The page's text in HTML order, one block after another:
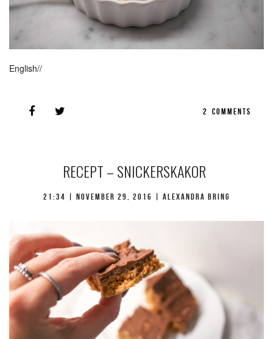
English//
2 COMMENTS
RECEPT – SNICKERSKAKOR
21:34 | november 29, 2016 | Alexandra Bring